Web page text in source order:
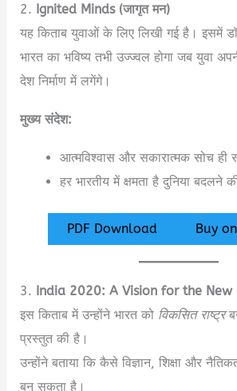
2. Ignited Minds (जागृत मन)
यह किताब युवाओं के लिए लिखी गई है। इसमें
भारत का भविष्य तभी उज्ज्वल होगा जब युवा
देश निर्माण में लगेंगे।
मुख्य संदेश:
आत्मविश्वास और सकारात्मक सोच
हर भारतीय में क्षमता है दुनिया बदलने
PDF Download Buy
3. India 2020: A Vision for the
इस किताब में उन्होंने भारत को विकसित राष्ट्र
प्रस्तुत की है।
उन्होंने बताया कि कैसे विज्ञान, शिक्षा और
बन सकता है।